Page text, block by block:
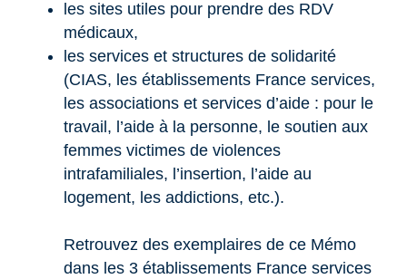
les sites utiles pour prendre des RDV
médicaux,
les services et structures de solidarité
(CIAS, les établissements France services,
les associations et services d’aide : pour le
travail, l’aide à la personne, le soutien aux
femmes victimes de violences
intrafamiliales, l’insertion, l’aide au
logement, les addictions, etc.).
Retrouvez des exemplaires de ce Mémo
dans les 3 établissements France services